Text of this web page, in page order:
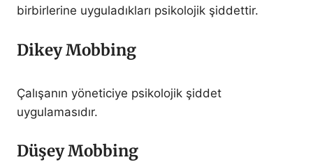
birbirlerine uyguladıkları psikolojik şiddettir.
Dikey Mobbing
Çalışanın yöneticiye psikolojik şiddet
uygulamasıdır.
Düşey Mobbing